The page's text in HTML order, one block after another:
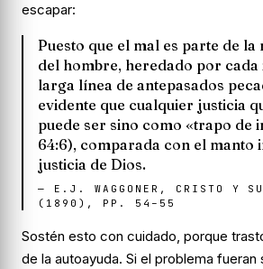
escapar:
Puesto que el mal es parte de la
del hombre, heredado por cada
larga línea de antepasados
evidente que cualquier justicia
puede ser sino como «trapo de
64:6), comparada con el manto
justicia de Dios.
— E.J. WAGGONER, CRISTO Y
(1890), PP. 54–55
Sostén esto con cuidado, porque
de la autoayuda. Si el problema fueran